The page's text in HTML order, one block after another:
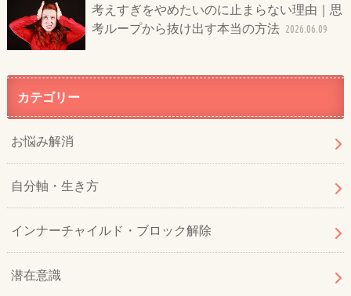
考えすぎをやめたいのに止まらない理由｜思
考ループから抜け出す本当の方法 2026.06.09
カテゴリー
お悩み解消
自分軸・生き方
インナーチャイルド・ブロック解除
潜在意識